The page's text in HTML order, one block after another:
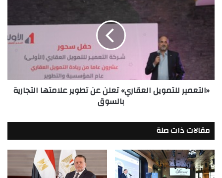
للتمويل
علامتها
التجارية
بالسوق
«التعمير للتمويل العقاري» تعلن عن تطوير علامتها التجارية
بالسوق
مقالات ذات صلة